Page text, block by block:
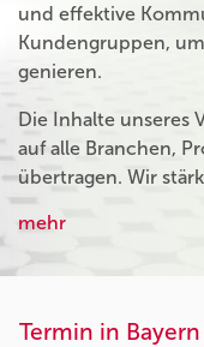
und effektive
Kundengruppen,
genieren.
Die Inhalte unseres
auf alle Branchen,
übertragen. Wir
mehr
Termin in